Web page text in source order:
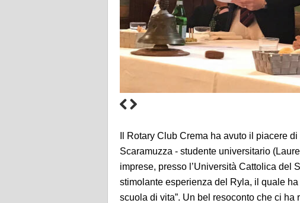
Rotary Club Crema ha avuto il piacere
Scaramuzza - studente universitario
imprese, presso l’Università Cattolica del
stimolante esperienza del Ryla, il quale
scuola di vita”. Un bel resoconto che ci